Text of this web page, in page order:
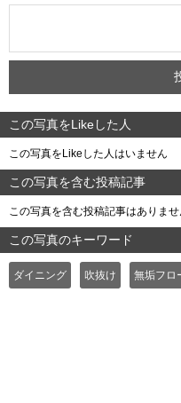
この写真をLikeした人
この写真をLikeした人はいません
この写真を含む投稿記事
この写真を含む投稿記事はありませ
この写真のキーワード
ダイニング 吹抜け 無垢フロ